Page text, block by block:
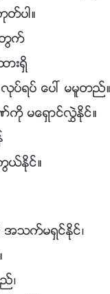
ပါ။
ြက္
ားရွိ
ပ္ရပ္ ေပၚ မမူတည္။
မေရွာင္လႊဲႏိုင္။
ယ္ႏိုင္။
သက္မရွင္ႏိုင္၊
၊